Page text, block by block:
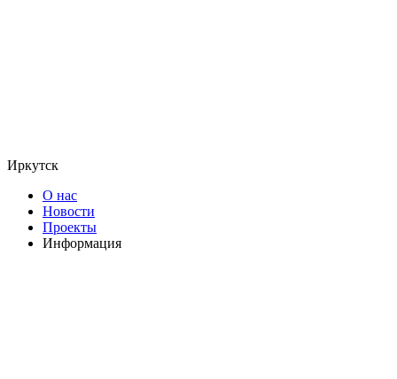
Иркутск
О нас
Новости
Проекты
Информация